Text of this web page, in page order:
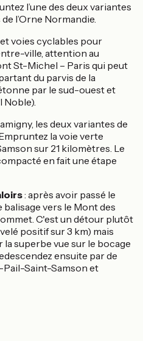
l’une des deux variantes
l’Orne Normandie.
voies cyclables pour
ville, attention au
St-Michel – Paris qui peut
du parvis de la
par le sud-ouest et
Noble).
les deux variantes de
la voie verte
sur 21 kilomètres. Le
en fait une étape
: après avoir passé le
balisage vers le Mont des
C'est un détour plutôt
positif sur 3 km) mais
la superbe vue sur le bocage
ensuite par de
Pail-Saint-Samson et